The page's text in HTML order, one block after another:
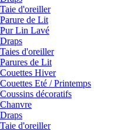
Taie d'oreiller
Parure de Lit
Pur Lin Lavé
Draps
Taies d'oreiller
Parures de Lit
Couettes Hiver
Couettes Eté / Printemps
Coussins décoratifs
Chanvre
Draps
Taie d'oreiller